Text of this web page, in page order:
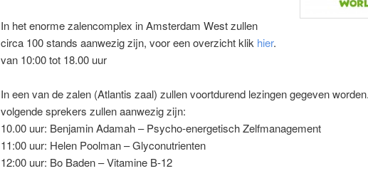
In het enorme zalencomplex in Amsterdam West zullen
circa 100 stands aanwezig zijn, voor een overzicht klik hier.
van 10:00 tot 18.00 uur
In een van de zalen (Atlantis zaal) zullen voortdurend lezingen gegeven
volgende sprekers zullen aanwezig zijn:
10.00 uur: Benjamin Adamah – Psycho-energetisch Zelfmanagement
11:00 uur: Helen Poolman – Glyconutrienten
12:00 uur: Bo Baden – Vitamine B-12